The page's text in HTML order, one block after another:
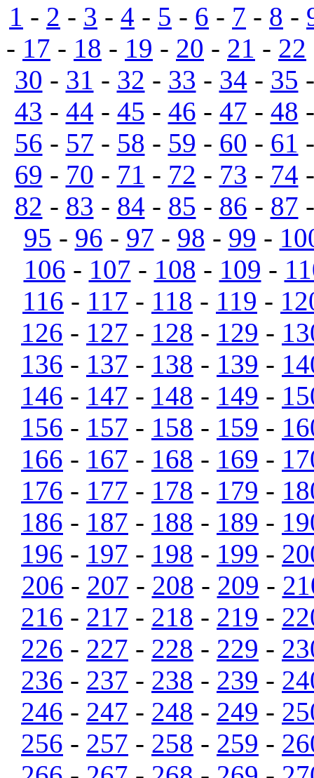
1 - 2 - 3 - 4 - 5 - 6 - 7 - 8 -
- 17 - 18 - 19 - 20 - 21 - 22
30 - 31 - 32 - 33 - 34 - 35
43 - 44 - 45 - 46 - 47 - 48
56 - 57 - 58 - 59 - 60 - 61
69 - 70 - 71 - 72 - 73 - 74
82 - 83 - 84 - 85 - 86 - 87
95 - 96 - 97 - 98 - 99 -
106 - 107 - 108 - 109 -
116 - 117 - 118 - 119 -
126 - 127 - 128 - 129 -
136 - 137 - 138 - 139 -
146 - 147 - 148 - 149 -
156 - 157 - 158 - 159 -
166 - 167 - 168 - 169 -
176 - 177 - 178 - 179 -
186 - 187 - 188 - 189 -
196 - 197 - 198 - 199 -
206 - 207 - 208 - 209 -
216 - 217 - 218 - 219 -
226 - 227 - 228 - 229 -
236 - 237 - 238 - 239 -
246 - 247 - 248 - 249 -
256 - 257 - 258 - 259 -